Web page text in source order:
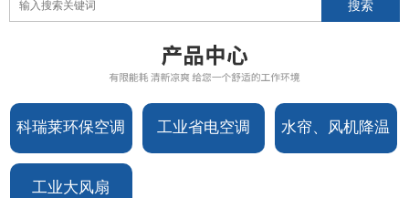
科瑞莱环保空调
设备
工业省电空调 水帘、风机降温
工业大风扇